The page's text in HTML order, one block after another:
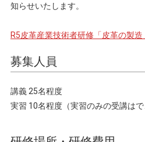
知らせいたします。
R5皮革産業技術者研修「皮革の製造
募集人員
講義 25名程度
実習 10名程度（実習のみの受講は